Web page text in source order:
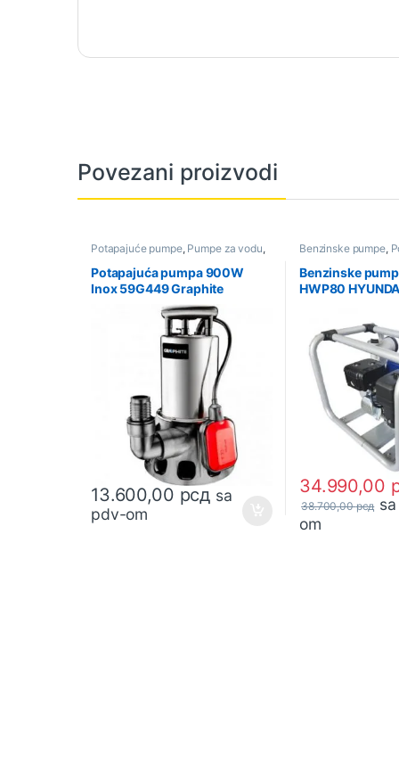
Povezani proizvodi
Potapajuće pumpe, Pumpe za vodu,
Poljoprivredni alati i oprema
Potapajuća pumpa 900W
Inox 59G449 Graphite
13.600,00 рсд sa
pdv-om
Benzinske pumpe,
Ponuda ,
Benzinske
HWP80
34.990,00
38.700,00рсд
om